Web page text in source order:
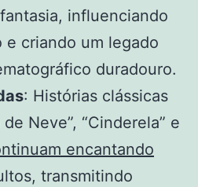
influenciando
criando um legado
duradouro.
: Histórias clássicas
Neve”, “Cinderela” e
encantando
transmitindo